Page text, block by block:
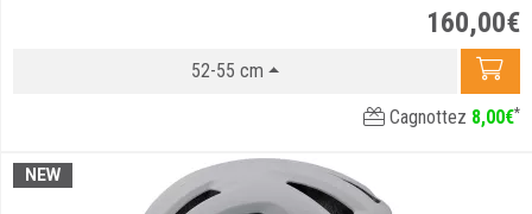
160,00€
52-55 cm
Cagnottez 8,00€*
NEW